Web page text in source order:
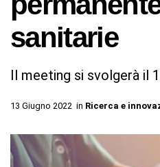
sanitarie
Il meeting si svolgerà il
13 Giugno 2022 in Ricerca e